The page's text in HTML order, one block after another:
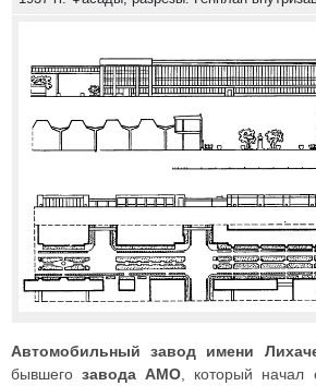
Автомобильный завод имени
бывшегозавода АМО , который начал